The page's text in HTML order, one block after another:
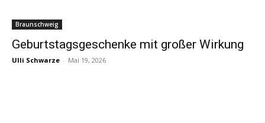
Braunschweig
Geburtstagsgeschenke mit großer Wirkung
Ulli Schwarze - Mai 19, 2026